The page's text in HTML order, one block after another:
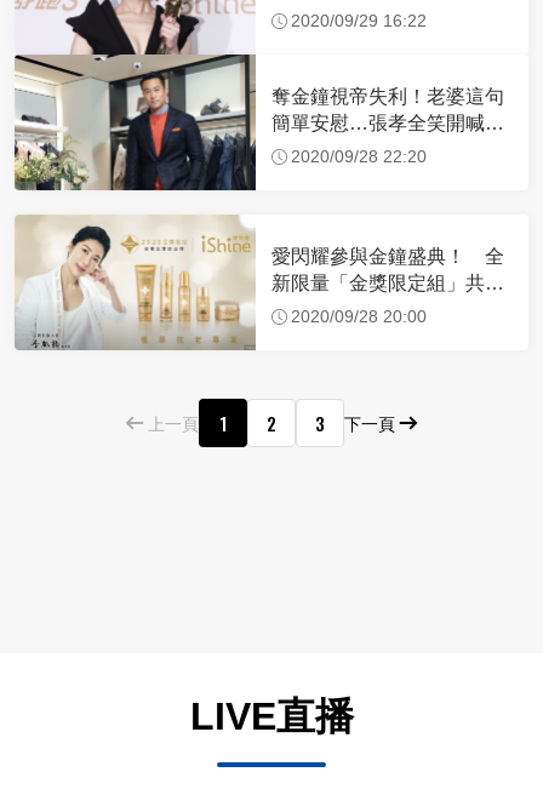
因閃瞎
2020/09/29 16:22
奪金鐘視帝失利！老婆這句
簡單安慰…張孝全笑開喊：
超滿足
2020/09/28 22:20
愛閃耀參與金鐘盛典！ 全
新限量「金獎限定組」共享
榮耀2020/09/28 20:00
上一頁 1 2 3 下一頁
LIVE直播